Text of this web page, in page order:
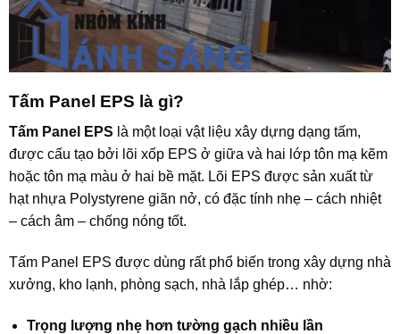
Tấm Panel EPS là gì?
Tấm Panel EPS là một loại vật liệu xây dựng dạng tấm,
được cấu tạo bởi lõi xốp EPS ở giữa và hai lớp tôn mạ kẽm
hoặc tôn mạ màu ở hai bề mặt. Lõi EPS được sản xuất từ
hạt nhựa Polystyrene giãn nở, có đặc tính nhẹ – cách nhiệt
– cách âm – chống nóng tốt.
Tấm Panel EPS được dùng rất phổ biến trong xây dựng nhà
xưởng, kho lạnh, phòng sạch, nhà lắp ghép… nhờ:
Trọng lượng nhẹ hơn tường gạch nhiều lần